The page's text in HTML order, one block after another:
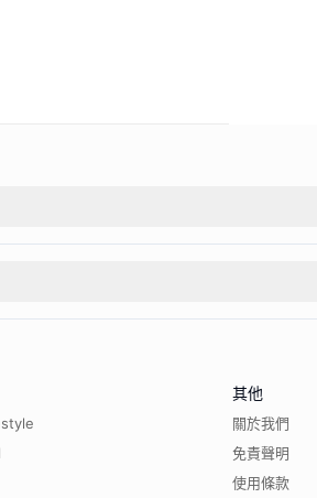
其他
關於我們
免責聲明
使用條款